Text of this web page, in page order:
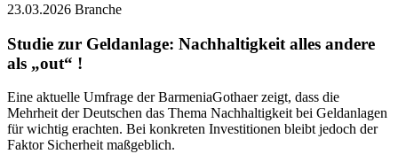
23.03.2026 Branche
Studie zur Geldanlage: Nachhaltigkeit alles andere
als „out“ !
Eine aktuelle Umfrage der BarmeniaGothaer zeigt, dass die
Mehrheit der Deutschen das Thema Nachhaltigkeit bei Geldanlagen
für wichtig erachten. Bei konkreten Investitionen bleibt jedoch der
Faktor Sicherheit maßgeblich.